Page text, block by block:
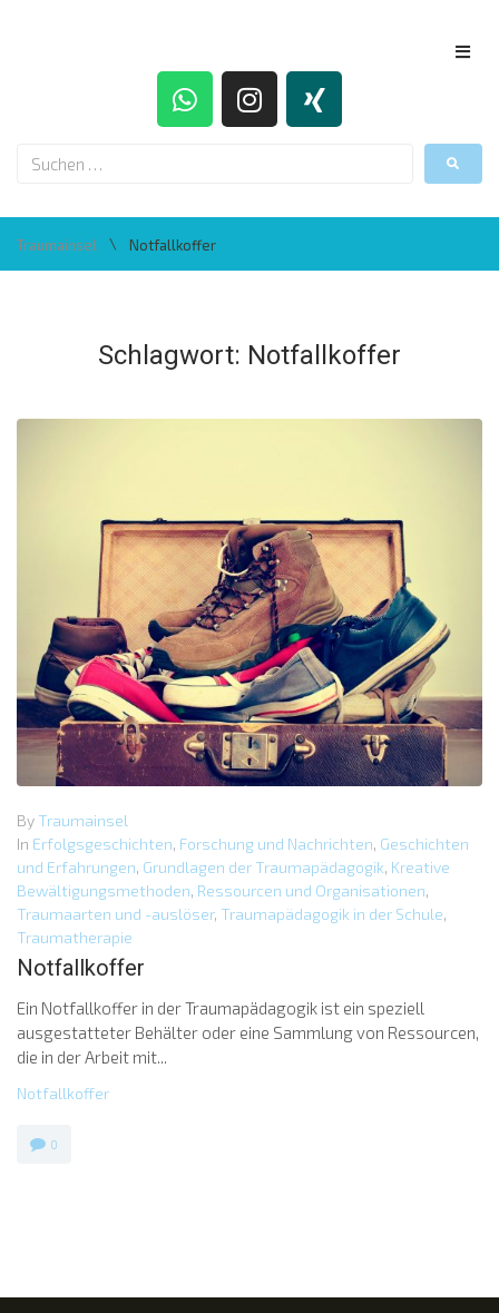
Traumainsel \ Notfallkoffer
Schlagwort: Notfallkoffer
By Traumainsel
In Erfolgsgeschichten, Forschung und Nachrichten, Geschichten
und Erfahrungen, Grundlagen der Traumapädagogik, Kreative
Bewältigungsmethoden, Ressourcen und Organisationen,
Traumaarten und -auslöser, Traumapädagogik in der Schule,
Traumatherapie
Notfallkoffer
Ein Notfallkoffer in der Traumapädagogik ist ein speziell
ausgestatteter Behälter oder eine Sammlung von Ressourcen,
die in der Arbeit mit...
Notfallkoffer
0